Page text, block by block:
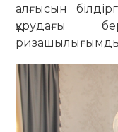
алғысын
құрудағы
ризашылығымды